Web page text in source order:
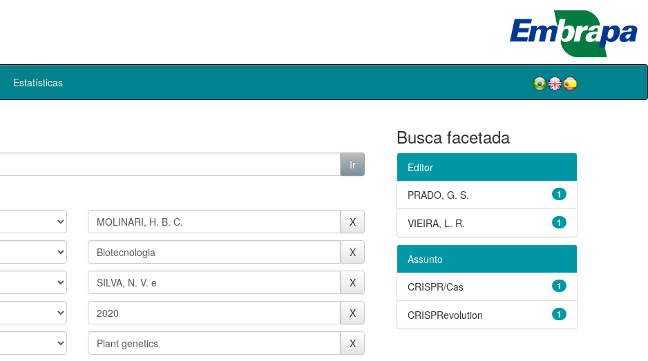
Estatísticas
Busca facetada
Editor
1
PRADO, G. S.
1
VIEIRA, L. R.
Assunto
1
CRISPR/Cas
1
CRISPRevolution